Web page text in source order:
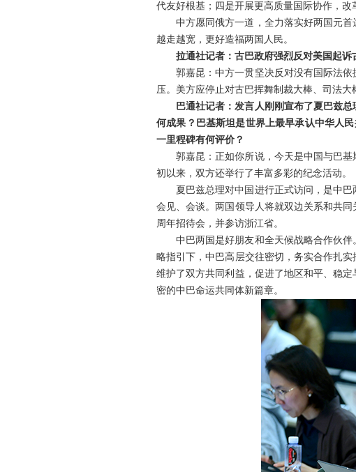
代友好根基；四是开展更高质量国际协作，改
中方愿同俄方一道，全力落实好两国元
越走越宽，更好造福两国人民。
拉通社记者：古巴政府强烈反对美国起诉
郭嘉昆：中方一贯坚决反对没有国际法
压。美方应停止对古巴挥舞制裁大棒、司法
巴通社记者：发言人刚刚宣布了夏巴兹
何成果？巴基斯坦是世界上最早承认中华人
一里程碑有何评价？
郭嘉昆：正如你所说，今天是中国与巴
初以来，双方还举行了丰富多彩的纪念活动。
夏巴兹总理对中国进行正式访问，是中
会见、会谈。两国领导人将就双边关系和共
周年招待会，并参访浙江省。
中巴两国是好朋友和全天候战略合作伙
略指引下，中巴高层交往密切，务实合作扎
维护了双方共同利益，促进了地区和平、稳
密的中巴命运共同体新篇章。